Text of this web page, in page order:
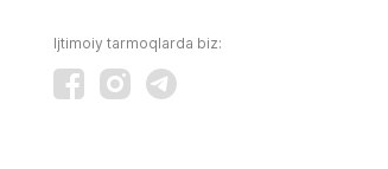
Ijtimoiy tarmoqlarda biz: